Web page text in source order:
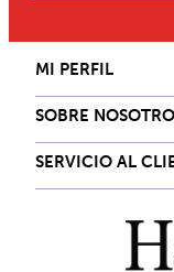
MI PERFIL
SOBRE
SERVICIO AL